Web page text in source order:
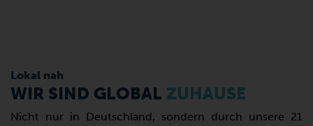
Lokal nah
WIR SIND GLOBAL ZUHAUSE
Nicht nur in Deutschland, sondern durch unsere 21